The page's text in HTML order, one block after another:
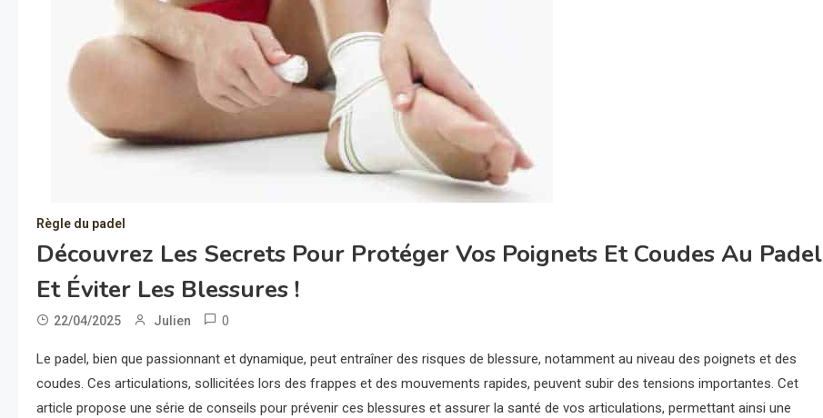
Règle du padel
Découvrez Les Secrets Pour Protéger Vos Poignets Et Coudes Au Padel
Et Éviter Les Blessures !
22/04/2025 Julien 0
Le padel, bien que passionnant et dynamique, peut entraîner des risques de blessure, notamment au niveau des poignets et des
coudes. Ces articulations, sollicitées lors des frappes et des mouvements rapides, peuvent subir des tensions importantes. Cet
article propose une série de conseils pour prévenir ces blessures et assurer la santé de vos articulations, permettant ainsi une